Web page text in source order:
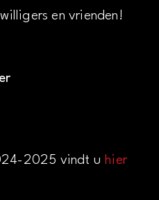
en vrienden!
2025 vindt uhier